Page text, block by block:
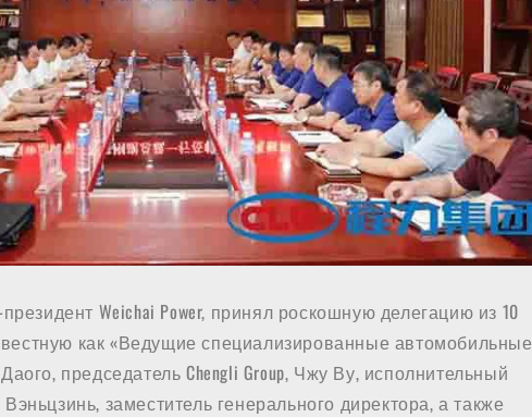
Weichai Power, принял роскошную делегацию из 10
как «Ведущие специализированные автомобильные
председатель Chengli Group, Чжу Ву, исполнительный
заместитель генерального директора, а также